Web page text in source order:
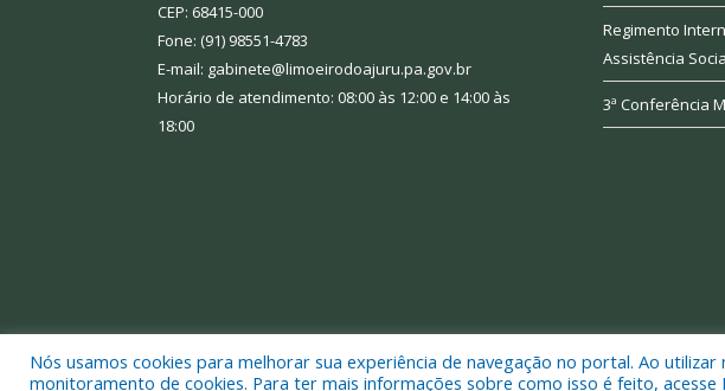
CEP: 68415-000
Fone: (91) 98551-4783
E-mail: gabinete@limoeirodoajuru.pa.gov.br
Horário de atendimento: 08:00 às 12:00 e 14:00 às
18:00
Regimento
Assistência
3ª Conferência
Todos os direitos reservados a Prefeitura Municipal de Limoeiro do Ajuru.
Nós usamos cookies para melhorar sua experiência de navegação no portal. Ao
monitoramento de cookies. Para ter mais informações sobre como isso é feito, acesse